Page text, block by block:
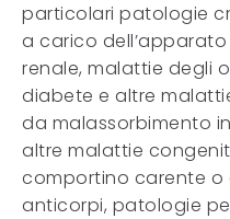
particolari patologie
a carico
renale, malattie degli
diabete e altre
da malassorbimento
altre malattie
comportino carente o
anticorpi, patologie